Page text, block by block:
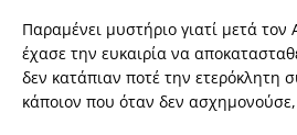
Παραμένει μυστήριο γιατί μετά
έχασε την ευκαιρία να
δεν κατάπιαν ποτέ την ετερόκλητη
κάποιον που όταν δεν